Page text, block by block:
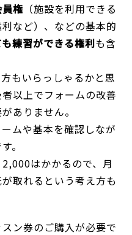
権 （施設を利用できる
など）、などの基本的
練習ができる権利も含
もいらっしゃるかと思
以上でフォームの改善
ありません。
ムや基本を確認しなが
。
はかかるので、月
取れるという考え方も
ン券のご購入が必要で